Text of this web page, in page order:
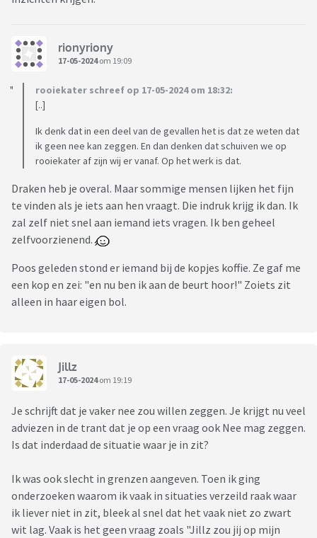
rionyriony
17-05-2024om 19:09
rooiekater schreef op 17-05-2024 om 18:32:
[..]
Ik denk dat in een deel van de gevallen het is dat ze weten dat
ik geen nee kan zeggen. En dan denken dat schuiven we op
rooiekater af zijn wij er vanaf. Op het werk is dat.
Draken heb je overal. Maar sommige mensen lijken het fijn
te vinden als je iets aan hen vraagt. Die indruk krijg ik dan. Ik
zal zelf niet snel aan iemand iets vragen. Ik ben geheel
zelfvoorzienend.
Poos geleden stond er iemand bij de kopjes koffie. Ze gaf me
een kop en zei: "en nu ben ik aan de beurt hoor!" Zoiets zit
alleen in haar eigen bol.
Jillz
17-05-2024om 19:19
Je schrijft dat je vaker nee zou willen zeggen. Je krijgt nu veel
adviezen in de trant dat je op een vraag ook Nee mag zeggen.
Is dat inderdaad de situatie waar je in zit?
Ik was ook slecht in grenzen aangeven. Toen ik ging
onderzoeken waarom ik vaak in situaties verzeild raak waar
ik liever niet in zit, bleek al snel dat het vaak niet zo zwart
wit lag. Vaak is het geen vraag zoals "Jillz zou jij op mijn